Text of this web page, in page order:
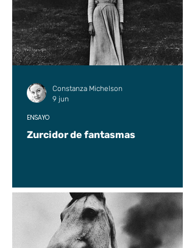
Zurcidor de fantasmas
ENSAYO
Constanza Michelson
9 jun